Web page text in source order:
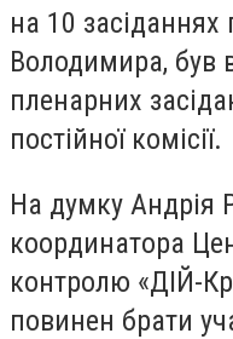
на 10 засіданнях
Володимира, був
пленарних
постійної комісії.
На думку Андрія
координатора
контролю «ДІЙ-
повинен брати